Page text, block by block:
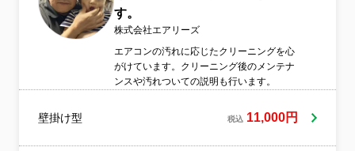
す。
株式会社エアリーズ
エアコンの汚れに応じたクリーニングを心
がけています。クリーニング後のメンテナ
ンスや汚れついての説明も行います。
壁掛け型 税込 11,000円